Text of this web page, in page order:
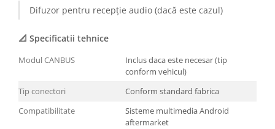
Difuzor pentru recepție audio (dacă este cazul)
📐 Specificatii tehnice
Modul CANBUS
Inclus daca este necesar (tip
conform vehicul)
Tip conectori
Conform standard fabrica
Compatibilitate
Sisteme multimedia Android
aftermarket